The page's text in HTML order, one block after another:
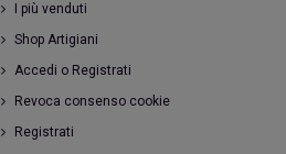
I più venduti
Shop Artigiani
Accedi o Registrati
Revoca consenso cookie
Registrati